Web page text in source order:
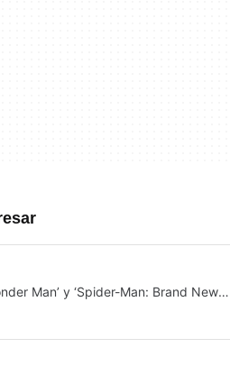
Man’ y ‘Spider-Man: Brand New
qué la serie fue cancelada